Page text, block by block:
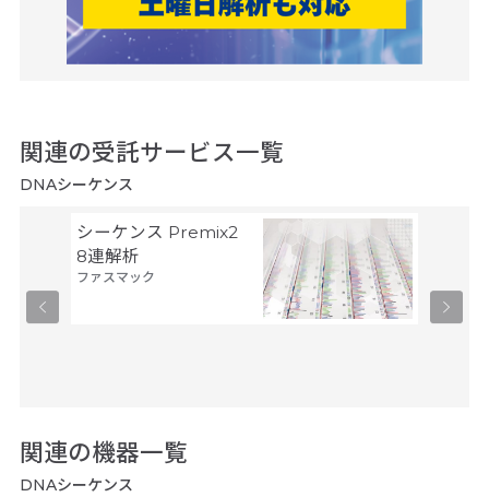
関連の受託サービス一覧
DNAシーケンス
シーケンス Premix2
8連解析
ファスマック
タカラ
関連の機器一覧
DNAシーケンス